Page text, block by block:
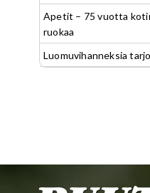
Apetit – 75 vuotta
ruokaa
Luomuvihanneksia